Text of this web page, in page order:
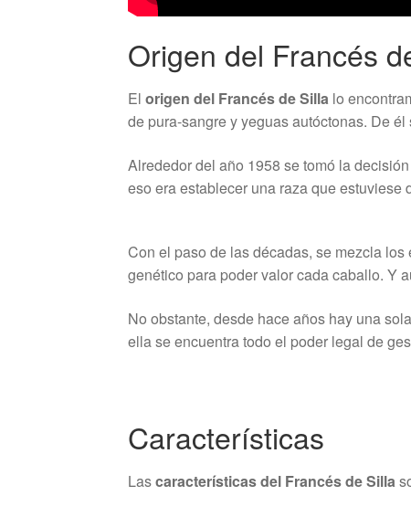
Origen del Francés
Elorigen del Francés de Silla lo
de pura-sangre y yeguas autóctonas. De
Alrededor del año 1958 se tomó la
eso era establecer una raza que
Con el paso de las décadas, se mezcla
genético para poder valor cada caballo. Y
No obstante, desde hace años hay una
ella se encuentra todo el poder legal de
Características
Lascaracterísticas del Francés de Silla